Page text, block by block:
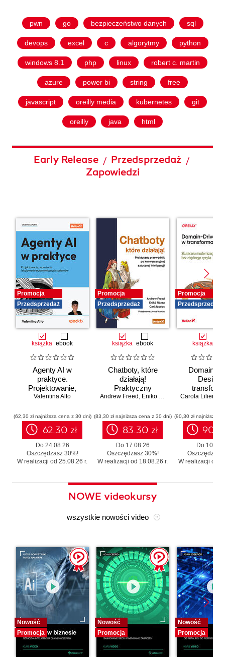
pwn go bezpieczeństwo danych sql
devops excel c algorytmy python
windows 8.1 php linux robert c. martin
azure power bi string free
javascript oreilly media kubernetes git
oreilly java html
Early Release / Przedsprzedaż /
Zapowiedzi
Promocja
Przedsprzedaż
książka ebook
Agenty AI w
praktyce.
Projektowanie,
wdrażanie i
autonomicznych
systemów
Valentina Alto
(62,30 zł najniższa cena z 30 dni)
62.30 zł
Do 24.08.26
Oszczędzasz 30%!
W realizacji od 25.08.26 r.
Promocja
Przedsprzedaż
książka ebook
Chatboty, które
działają!
Praktyczny
przewodnik po
sztucznej
inteligencji
Andrew Freed , Eniko Rozsa Cari Jacobs
(83,30 zł najniższa cena z 30 dni)
83.30 zł
Do 17.08.26
Oszczędzasz 30%!
W realizacji od 18.08.26 r.
Promocja
Przedsprzedaż
książka
Domain-
Design
legacy
zbędnego
Carola Lilienthal
(90,30 zł najniższa
Do
Oszczędzasz
W realizacji od
NOWE videokursy
wszystkie nowości video
Nowość
Promocja
Nowość
Promocja
Nowość
Promocja